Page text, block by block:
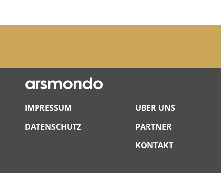
IMPRESSUM
DATENSCHUTZ
ÜBER UNS
PARTNER
KONTAKT